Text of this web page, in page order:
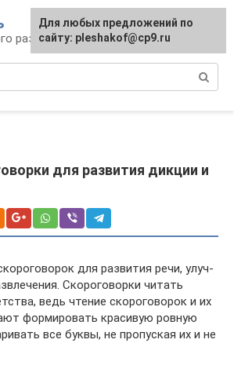
развития
для развития дикции и
для раз­ви­тия речи, улуч­
Ско­ро­го­ворки читать
ведь чте­ние ско­ро­го­во­рок и их
фор­ми­ро­вать кра­си­вую ров­ную
все буквы, не про­пус­кая их и не
Для любых предложений по
сайту: pleshakof@cp9.ru